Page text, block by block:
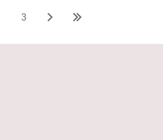
3